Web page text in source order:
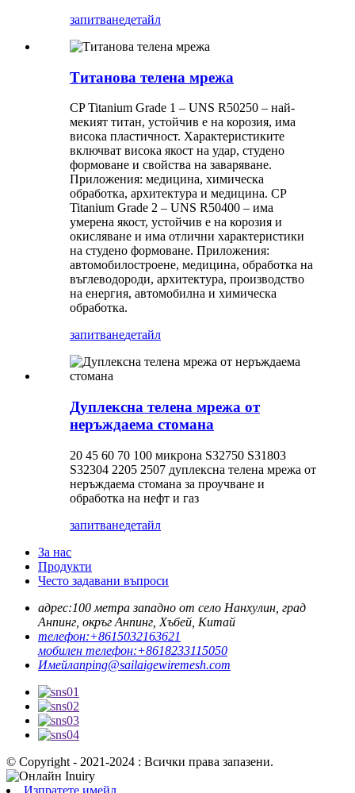
запитванедетайл
Титанова телена мрежа
CP Titanium Grade 1 – UNS R50250 – най-
мекият титан, устойчив е на корозия, има
висока пластичност. Характеристиките
включват висока якост на удар, студено
формоване и свойства на заваряване.
Приложения: медицина, химическа
обработка, архитектура и медицина. CP
Titanium Grade 2 – UNS R50400 – има
умерена якост, устойчив е на корозия и
окисляване и има отлични характеристики
на студено формоване. Приложения:
автомобилостроене, медицина, обработка на
въглеводороди, архитектура, производство
на енергия, автомобилна и химическа
обработка.
запитванедетайл
Дуплексна телена мрежа от
неръждаема стомана
20 45 60 70 100 микрона S32750 S31803
S32304 2205 2507 дуплексна телена мрежа от
неръждаема стомана за проучване и
обработка на нефт и газ
запитванедетайл
За нас
Продукти
Често задавани въпроси
адрес:100 метра западно от село Нанхулин, град
Анпинг, окръг Анпинг, Хъбей, Китай
телефон:+8615032163621
мобилен телефон:+8618233115050
Имейлanping@sailaigewiremesh.com
© Copyright - 2021-2024 : Всички права запазени.
Изпратете имейл